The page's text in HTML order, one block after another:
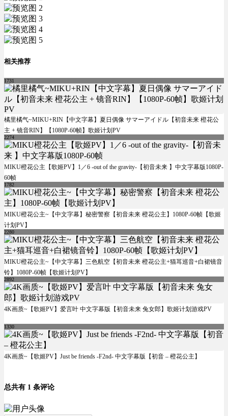
相关推荐
1731
橘里橘气~MIKU+RIN【中文字幕】夏日偶像 サマーアイドル【初音未来 橙花公
主 + 镜音RIN】【1080P-60帧】歌姬计划PV
2274
MIKU橙花公主【歌姬PV】1／6 -out of the gravity-【初音未来 】中文字幕版1080P-
60帧
1782
MIKU橙花公主~【中文字幕】秘密警察【初音未来 橙花公主】1080P-60帧【歌姬
计划PV】
2280
MIKU橙花公主~【中文字幕】三色航空【初音未来 橙花公主+猫耳巡音+白裙镜音
铃】1080P-60帧【歌姬计划PV】
2892
4K画质~【歌姬PV】爱言叶 中文字幕版【初音未来 兔女郎】歌姬计划游戏PV
1330
4K画质~【歌姬PV】Just be friends -F2nd- 中文字幕版【初音 – 橙花公主】
总共有 1 条评论